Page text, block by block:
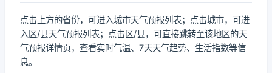
点击上方的省份，可进入城市天气预报列表；点击城市，可进
入区/县天气预报列表；点击区/县，可直接跳转至该地区的天
气预报详情页，查看实时气温、7天天气趋势、生活指数等信
息。